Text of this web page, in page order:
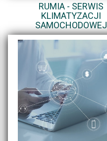
RUMIA - SERWIS
KLIMATYZACJI
SAMOCHODOWEJ